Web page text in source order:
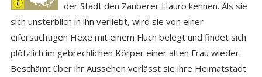
der Stadt den Zauberer Hauro kennen. Als sie
sich unsterblich in ihn verliebt, wird sie von einer
eifersüchtigen Hexe mit einem Fluch belegt und findet sich
plötzlich im gebrechlichen Körper einer alten Frau wieder.
Beschämt über ihr Aussehen verlässt sie ihre Heimatstadt